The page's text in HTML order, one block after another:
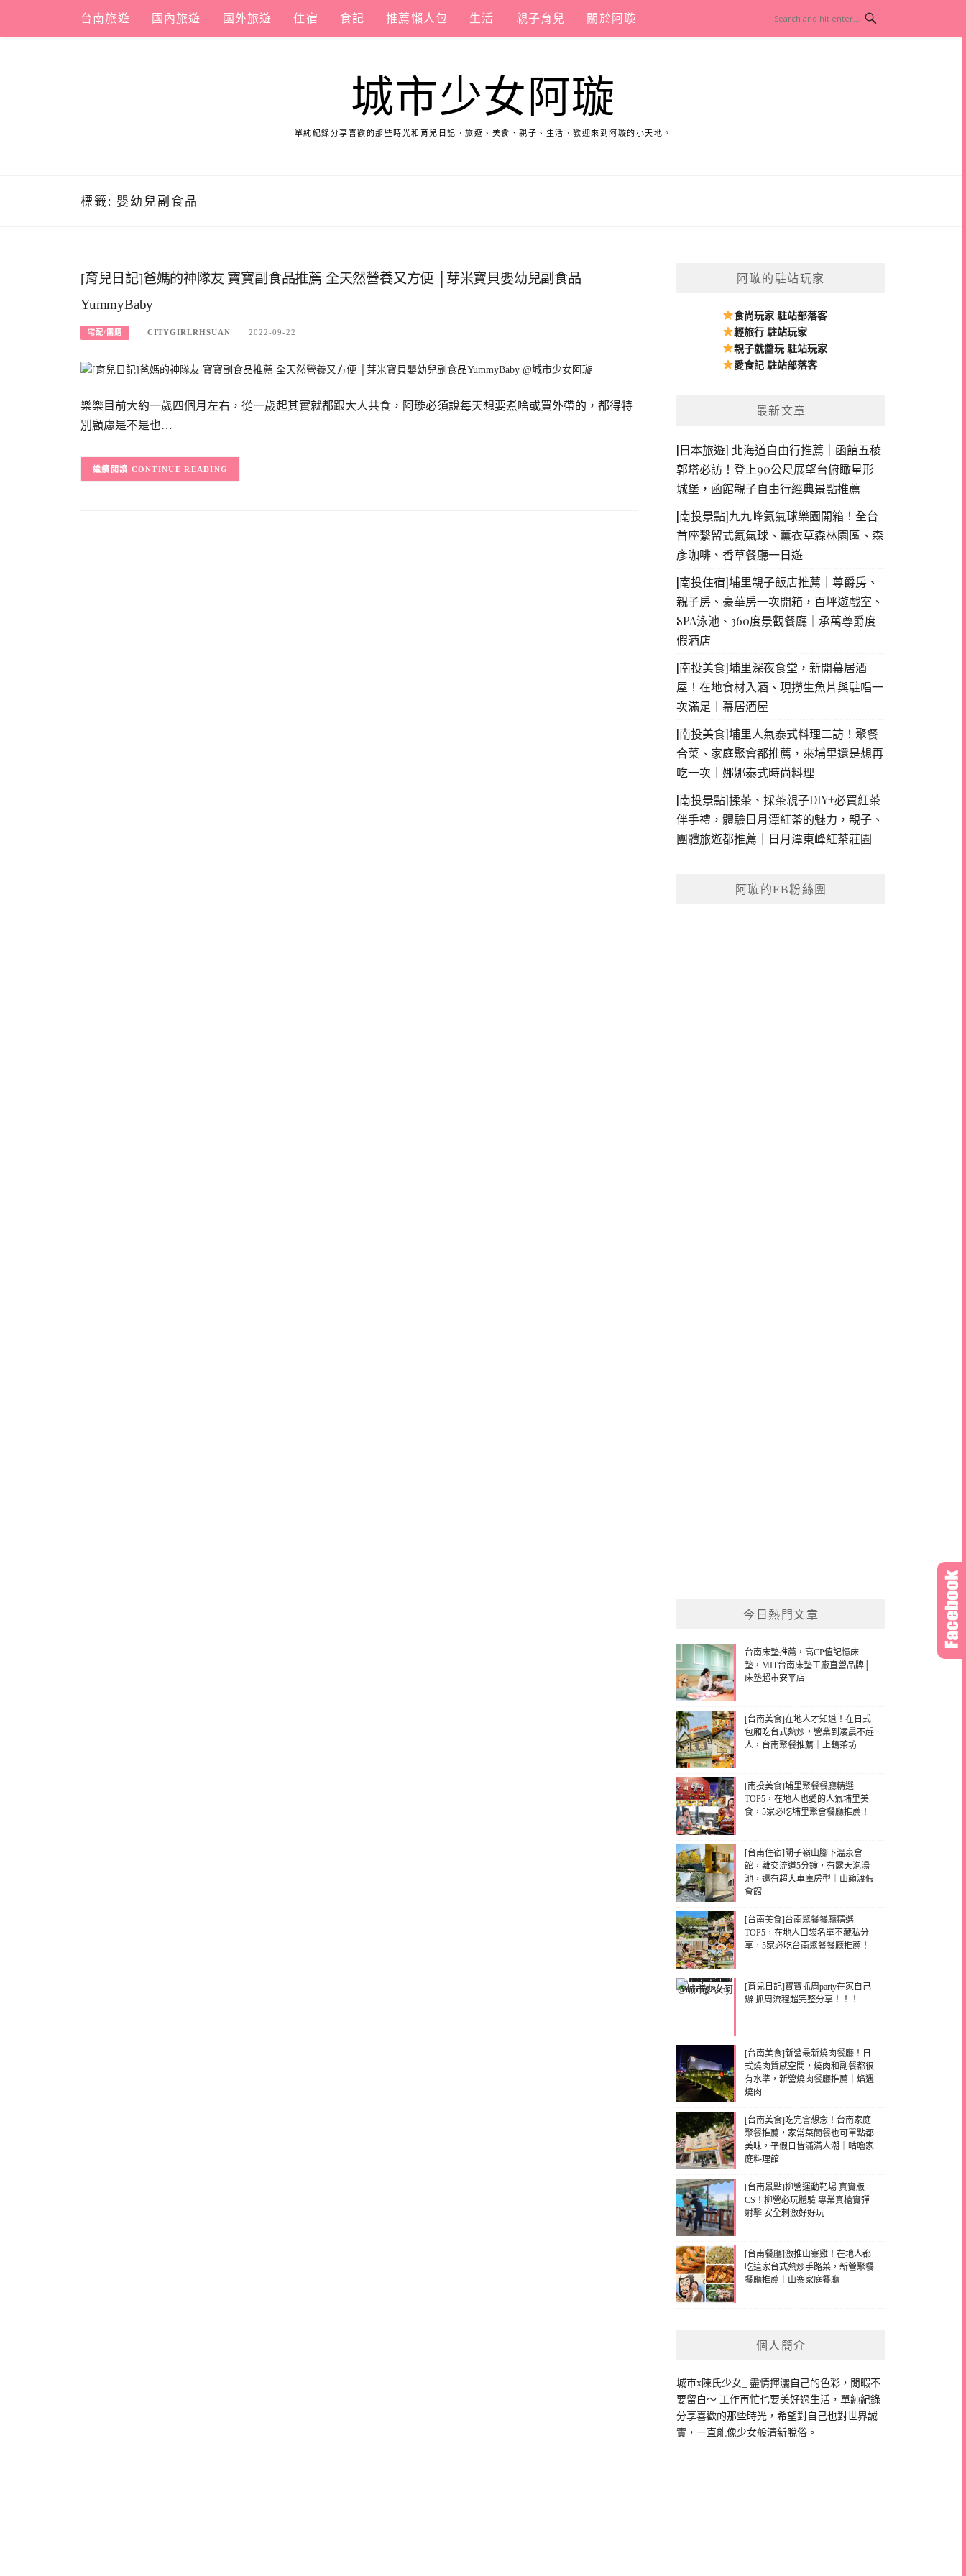
content
台南旅遊 國內旅遊 國外旅遊 住宿 食記 推薦懶人包 生活 親子育兒 關於阿璇
城市少女阿璇
單純紀錄分享喜歡的那些時光和育兒日記，旅遊、美食、親子、生活，歡迎來到阿璇的小天地。
標籤: 嬰幼兒副食品
[育兒日記]爸媽的神隊友 寶寶副食品推薦 全天然營養又方便 │芽米寶貝嬰幼兒副食品
YummyBaby
宅配/團購 CITYGIRLRHSUAN 2022-09-22
樂樂目前大約一歲四個月左右，從一歲起其實就都跟大人共食，阿璇必須說每天想要煮啥或買外帶的，都得特
別顧慮是不是也…
CONTINUE READING
阿璇的駐站玩家
食尚玩家 駐站部落客
輕旅行 駐站玩家
親子就醬玩 駐站玩家
愛食記 駐站部落客
最新文章
[日本旅遊] 北海道自由行推薦｜函館五稜
郭塔必訪！登上90公尺展望台俯瞰星形
城堡，函館親子自由行經典景點推薦
[南投景點]九九峰氦氣球樂園開箱！全台
首座繫留式氦氣球、薰衣草森林園區、森
彥咖啡、香草餐廳一日遊
[南投住宿]埔里親子飯店推薦｜尊爵房、
親子房、豪華房一次開箱，百坪遊戲室、
SPA泳池、360度景觀餐廳｜承萬尊爵度
假酒店
[南投美食]埔里深夜食堂，新開幕居酒
屋！在地食材入酒、現撈生魚片與駐唱一
次滿足｜幕居酒屋
[南投美食]埔里人氣泰式料理二訪！聚餐
合菜、家庭聚會都推薦，來埔里還是想再
吃一次｜娜娜泰式時尚料理
[南投景點]揉茶、採茶親子DIY+必買紅茶
伴手禮，體驗日月潭紅茶的魅力，親子、
團體旅遊都推薦｜日月潭東峰紅茶莊園
阿璇的FB粉絲團
今日熱門文章
台南床墊推薦，高CP值記憶床
墊，MIT台南床墊工廠直營品牌│
床墊超市安平店
[台南美食]在地人才知道！在日式
包廂吃台式熱炒，營業到凌晨不趕
人，台南聚餐推薦｜上鶴茶坊
[南投美食]埔里聚餐餐廳精選
TOP5，在地人也愛的人氣埔里美
食，5家必吃埔里聚會餐廳推薦！
[台南住宿]關子嶺山腳下溫泉會
館，離交流道5分鐘，有露天泡湯
池，還有超大車庫房型｜山籟渡假
會館
[台南美食]台南聚餐餐廳精選
TOP5，在地人口袋名單不藏私分
享，5家必吃台南聚餐餐廳推薦！
[育兒日記]寶寶抓周party在家自己
辦 抓周流程超完整分享！！！
[台南美食]新營最新燒肉餐廳！日
式燒肉質感空間，燒肉和副餐都很
有水準，新營燒肉餐廳推薦｜焰遇
燒肉
[台南美食]吃完會想念！台南家庭
聚餐推薦，家常菜簡餐也可單點都
美味，平假日皆滿滿人潮｜咕嚕家
庭料理館
[台南景點]柳營運動靶場 真實版
CS！柳營必玩體驗 專業真槍實彈
射擊 安全刺激好好玩
[台南餐廳]激推山寨雞！在地人都
吃這家台式熱炒手路菜，新營聚餐
餐廳推薦｜山寨家庭餐廳
個人簡介
城市x陳氏少女_ 盡情揮灑自己的色彩，閒暇不
要留白～ 工作再忙也要美好過生活，單純紀錄
分享喜歡的那些時光，希望對自己也對世界誠
實，ㄧ直能像少女般清新脫俗。